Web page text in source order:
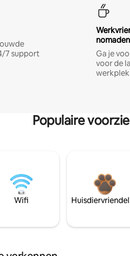
7 support
nomaden
Ga je
voor de
Populaire
Wifi